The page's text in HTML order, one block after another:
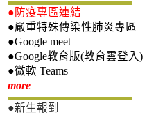
●防疫專區連結
●嚴重特殊傳染性肺炎專區
●Google meet
●Google教育版(教育雲登入)
●微軟 Teams
more新生專區
●新生報到